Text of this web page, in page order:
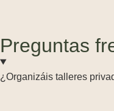
Preguntas
¿Organizáis talleres